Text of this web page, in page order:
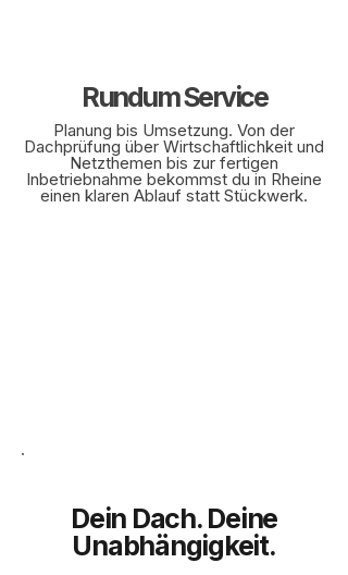
Rundum Service
Planung bis Umsetzung. Von der
Dachprüfung über Wirtschaftlichkeit und
Netzthemen bis zur fertigen
Inbetriebnahme bekommst du in Rheine
einen klaren Ablauf statt Stückwerk.
Dein Dach. Deine
Unabhängigkeit.